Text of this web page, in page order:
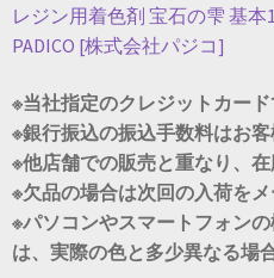
レジン用着色剤 宝石の雫 基本
PADICO [株式会社パジコ]
※当社指定のクレジットカード
※銀行振込の振込手数料はお客
※他店舗での販売と重なり、
※欠品の場合は次回の入荷をメ
※パソコンやスマートフォン
は、実際の色と多少異なる場